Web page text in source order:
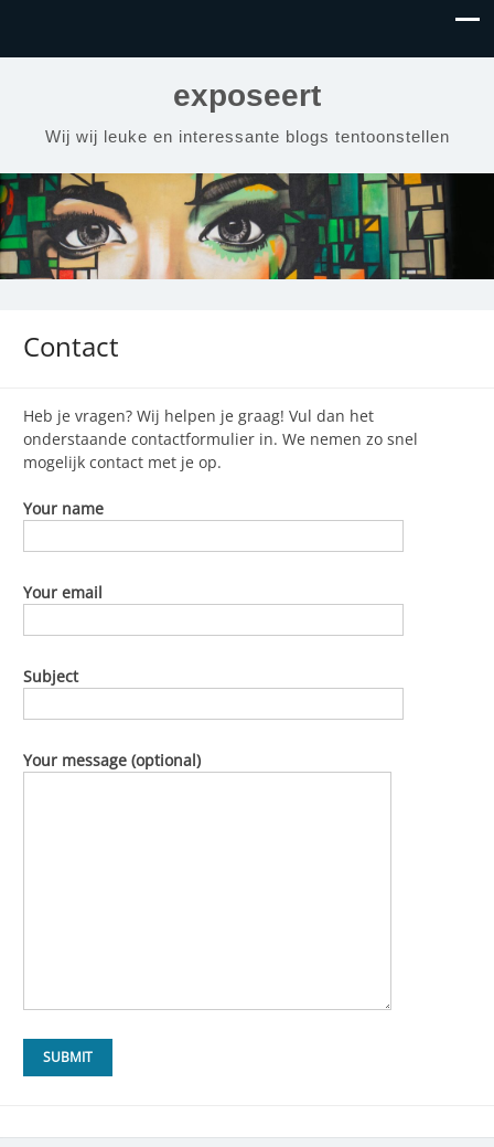
exposeert
Wij wij leuke en interessante blogs tentoonstellen
Contact
Heb je vragen? Wij helpen je graag! Vul dan het
onderstaande contactformulier in. We nemen zo snel
mogelijk contact met je op.
Your name
Your email
Subject
Your message (optional)